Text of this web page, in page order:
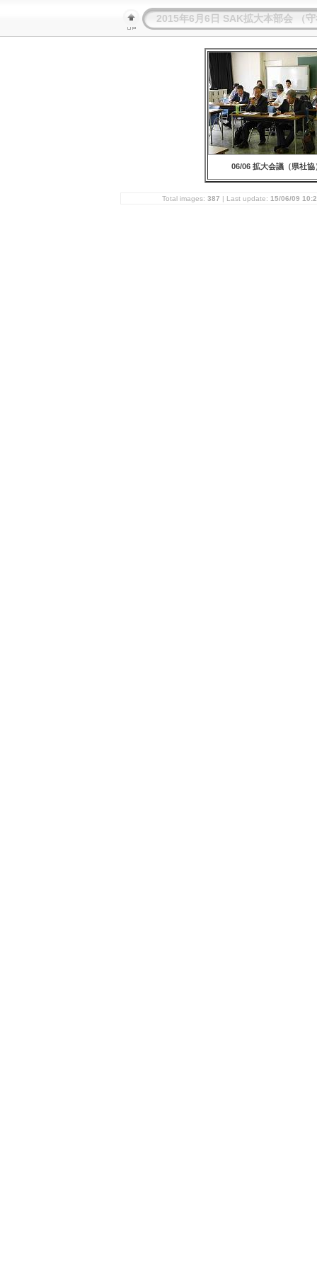
2015年6月6日 SAK拡大本部会 （
06/06 拡大会議（県社協
Total images: 387 | Last update: 15/06/09